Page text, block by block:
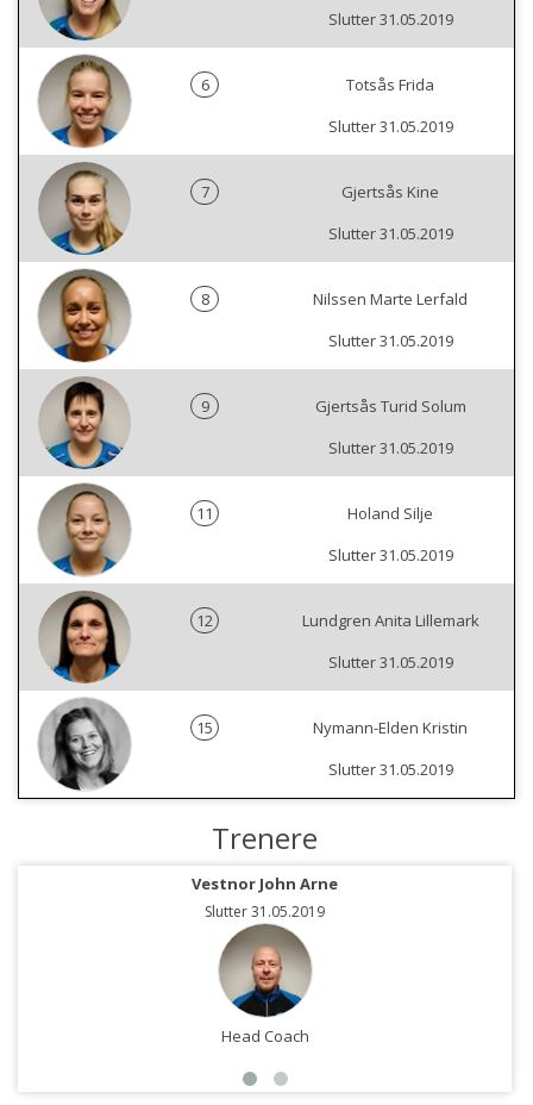
Slutter 31.05.2019
6
Totsås Frida
Slutter 31.05.2019
7
Gjertsås Kine
Slutter 31.05.2019
8
Nilssen Marte Lerfald
Slutter 31.05.2019
9
Gjertsås Turid Solum
Slutter 31.05.2019
11
Holand Silje
Slutter 31.05.2019
12
Lundgren Anita Lillemark
Slutter 31.05.2019
15
Nymann-Elden Kristin
Slutter 31.05.2019
Trenere
Vestnor John Arne
Slutter 31.05.2019
Head Coach